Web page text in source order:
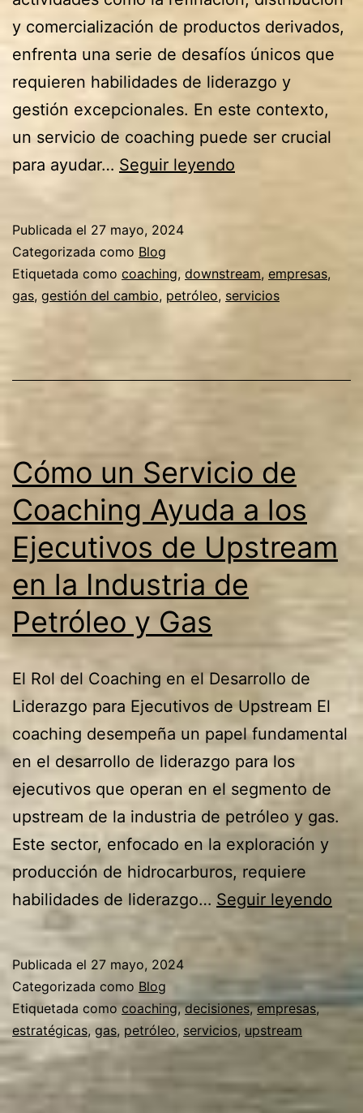
y comercialización de productos derivados,
enfrenta una serie de desafíos únicos que
requieren habilidades de liderazgo y
gestión excepcionales. En este contexto,
un servicio de coaching puede ser crucial
para ayudar… Seguir leyendo
Coaching
Ayuda
Ejecutivos
en
Industria
de
Petróleo
y
Publicada el 27 mayo, 2024
Categorizada como Blog
Etiquetada como coaching, downstream, empresas,
gas, gestión del cambio, petróleo, servicios
Cómo un Servicio de
Coaching Ayuda a los
Ejecutivos de Upstream
en la Industria de
Petróleo y Gas
El Rol del Coaching en el Desarrollo de
Liderazgo para Ejecutivos de Upstream El
coaching desempeña un papel fundamental
en el desarrollo de liderazgo para los
ejecutivos que operan en el segmento de
upstream de la industria de petróleo y gas.
Este sector, enfocado en la exploración y
producción de hidrocarburos, requiere
habilidades de liderazgo… Seguir leyendo
Publicada el 27 mayo, 2024
Categorizada como Blog
Etiquetada comocoaching,decisiones,empresas,
estratégicas, gas, petróleo, servicios, upstream